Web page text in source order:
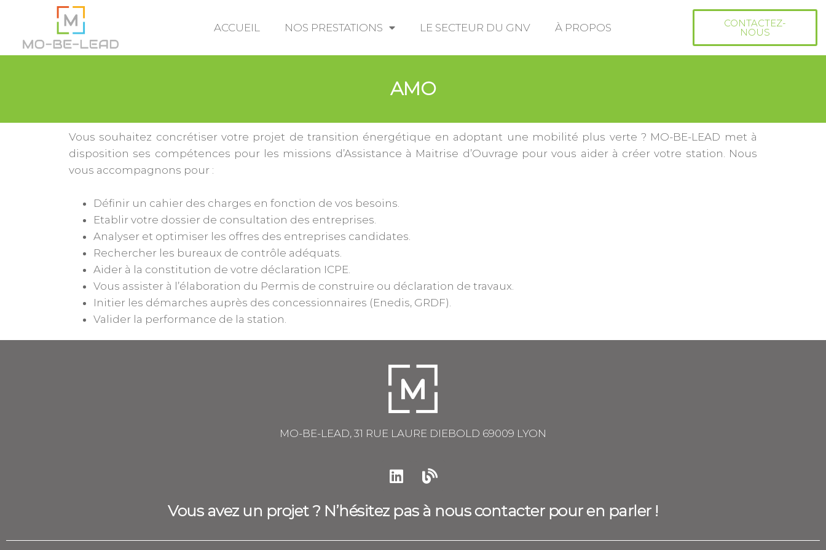
ACCUEIL NOS PRESTATIONS LE SECTEUR DU GNV À PROPOS CONTACTEZ-
NOUS
AMO
Vous souhaitez concrétiser votre projet de transition énergétique en adoptant une mobilité plus verte ? MO-BE-LEAD met à
disposition ses compétences pour les missions d’Assistance à Maitrise d’Ouvrage pour vous aider à créer votre station. Nous
vous accompagnons pour :
Définir un cahier des charges en fonction de vos besoins.
Etablir votre dossier de consultation des entreprises.
Analyser et optimiser les offres des entreprises candidates.
Rechercher les bureaux de contrôle adéquats.
Aider à la constitution de votre déclaration ICPE.
Vous assister à l’élaboration du Permis de construire ou déclaration de travaux.
Initier les démarches auprès des concessionnaires (Enedis, GRDF).
Valider la performance de la station.
MO-BE-LEAD, 31 RUE LAURE DIEBOLD 69009 LYON
Vous avez un projet ? N’hésitez pas à nous contacter pour en parler !